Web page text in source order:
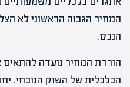
המחיר הגבוה הראשוני לא
הנכס.
הורדת המחיר נועדה
הכלכלית של השוק הנוכחי.